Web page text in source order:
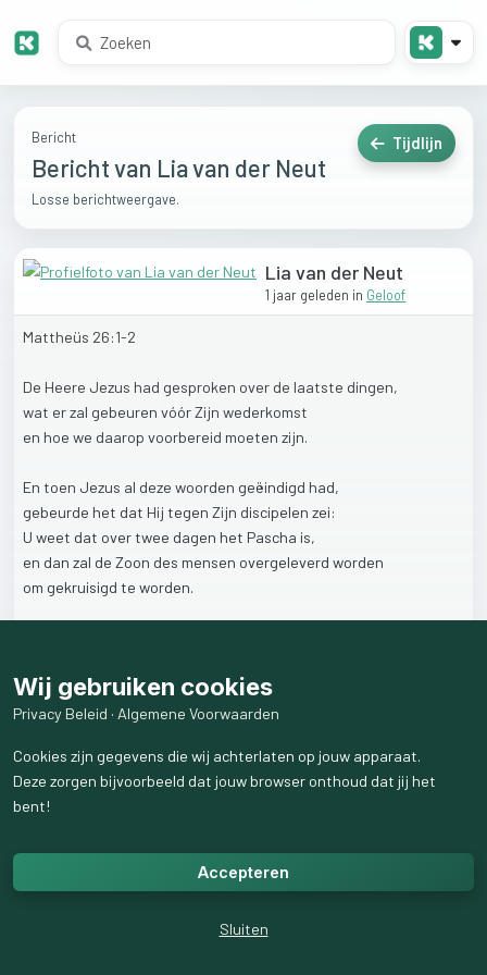
Bericht
Bericht van Lia van der Neut
Losse berichtweergave.
Tijdlijn
Lia van der Neut
1 jaar geleden in Geloof
Mattheüs 26:1-2
De Heere Jezus had gesproken over de laatste dingen,
wat erzal gebeuren vóórZijn wederkomst
en hoe we daarop voorbereid moeten zijn.
En toen Jezus al deze woorden geëindigd had,
gebeurde het dat Hij tegen Zijn discipelen zei:
U weet dat over twee dagen het Pascha is,
en dan zal de Zoon des mensen overgeleverd worden
om gekruisigd te worden.
terugnaarhetheden.
Eerst zouHij moetenstervenaanhet
omvooronseentoekomst, levenmetGod,mogelijktemaken.
Wij gebruiken cookies
Privacy Beleid · Algemene Voorwaarden
Cookies zijn gegevens die wij achterlaten op jouw apparaat.
Deze zorgen bijvoorbeeld dat jouw browser onthoud dat jij het
bent!
Accepteren
Sluiten